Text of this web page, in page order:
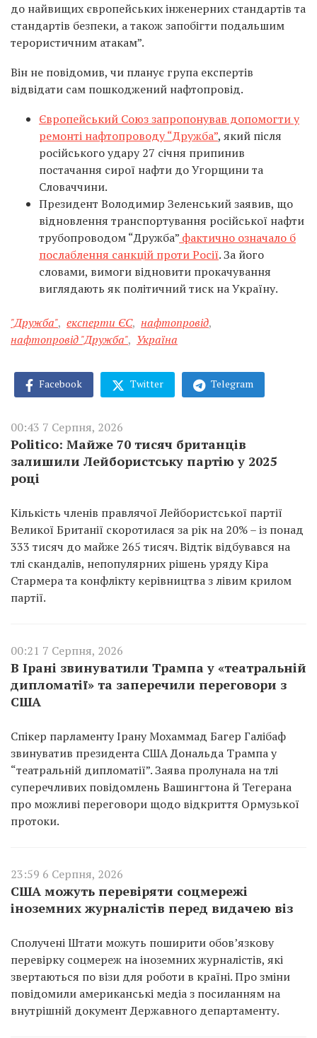
до найвищих європейських інженерних стандартів та
стандартів безпеки, а також запобігти подальшим
терористичним атакам”.
Він не повідомив, чи планує група експертів
відвідати сам пошкоджений нафтопровід.
Європейський Союз запропонував допомогти у
ремонті нафтопроводу “Дружба”, який після
російського удару 27 січня припинив
постачання сирої нафти до Угорщини та
Словаччини.
Президент Володимир Зеленський заявив, що
відновлення транспортування російської нафти
трубопроводом “Дружба” фактично означало б
послаблення санкцій проти Росії. За його
словами, вимоги відновити прокачування
виглядають як політичний тиск на Україну.
"Дружба", експерти ЄС, нафтопровід,
нафтопровід "Дружба", Україна
Facebook Twitter Telegram
00:43 7 Серпня, 2026
Politico: Майже 70 тисяч британців
залишили Лейбористську партію у 2025
році
Кількість членів правлячої Лейбористської партії
Великої Британії скоротилася за рік на 20% – із понад
333 тисяч до майже 265 тисяч. Відтік відбувався на
тлі скандалів, непопулярних рішень уряду Кіра
Стармера та конфлікту керівництва з лівим крилом
партії.
00:21 7 Серпня, 2026
В Ірані звинуватили Трампа у «театральній
дипломатії» та заперечили переговори з
США
Спікер парламенту Ірану Мохаммад Багер Галібаф
звинуватив президента США Дональда Трампа у
“театральній дипломатії”. Заява пролунала на тлі
суперечливих повідомлень Вашингтона й Тегерана
про можливі переговори щодо відкриття Ормузької
протоки.
23:59 6 Серпня, 2026
США можуть перевіряти соцмережі
іноземних журналістів перед видачею віз
Сполучені Штати можуть поширити обов’язкову
перевірку соцмереж на іноземних журналістів, які
звертаються по візи для роботи в країні. Про зміни
повідомили американські медіа з посиланням на
внутрішній документ Державного департаменту.